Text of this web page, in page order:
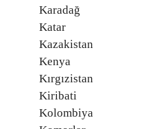
Karadağ
Katar
Kazakistan
Kenya
Kırgızistan
Kiribati
Kolombiya